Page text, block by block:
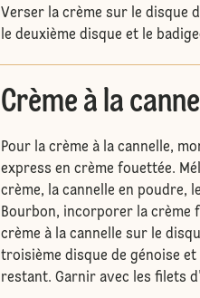
Verser la crème sur le disque
le deuxième disque et le
Crème à la
Pour la crème à la cannelle,
express en crème fouettée.
crème, la cannelle en poudre,
Bourbon, incorporer la crème
crème à la cannelle sur le
troisième disque de génoise
restant. Garnir avec les filets